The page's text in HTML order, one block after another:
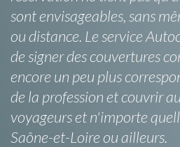
sont envisageables, sans
ou distance. Le service
de signer des couvertures
encore un peu plus
de la profession et couvrir
voyageurs et n'importe
Saône-et-Loire ou ailleurs.